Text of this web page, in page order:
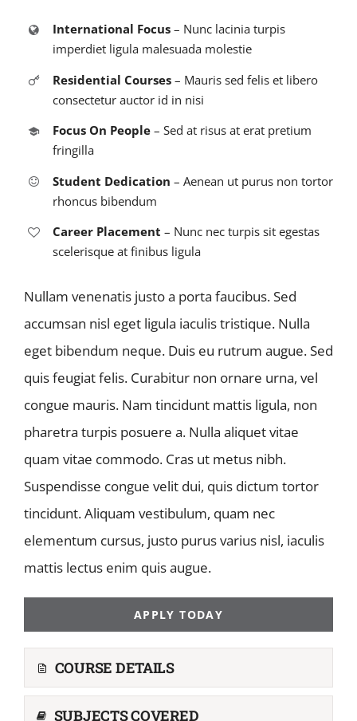
International Focus – Nunc lacinia turpis
imperdiet ligula malesuada molestie
Residential Courses – Mauris sed felis et libero
consectetur auctor id in nisi
Focus On People – Sed at risus at erat pretium
fringilla
Student Dedication – Aenean ut purus non tortor
rhoncus bibendum
Career Placement – Nunc nec turpis sit egestas
scelerisque at finibus ligula
Nullam venenatis justo a porta faucibus. Sed
accumsan nisl eget ligula iaculis tristique. Nulla
eget bibendum neque. Duis eu rutrum augue. Sed
quis feugiat felis. Curabitur non ornare urna, vel
congue mauris. Nam tincidunt mattis ligula, non
pharetra turpis posuere a. Nulla aliquet vitae
quam vitae commodo. Cras ut metus nibh.
Suspendisse congue velit dui, quis dictum tortor
tincidunt. Aliquam vestibulum, quam nec
elementum cursus, justo purus varius nisl, iaculis
mattis lectus enim quis augue.
APPLY TODAY
COURSE DETAILS
SUBJECTS COVERED